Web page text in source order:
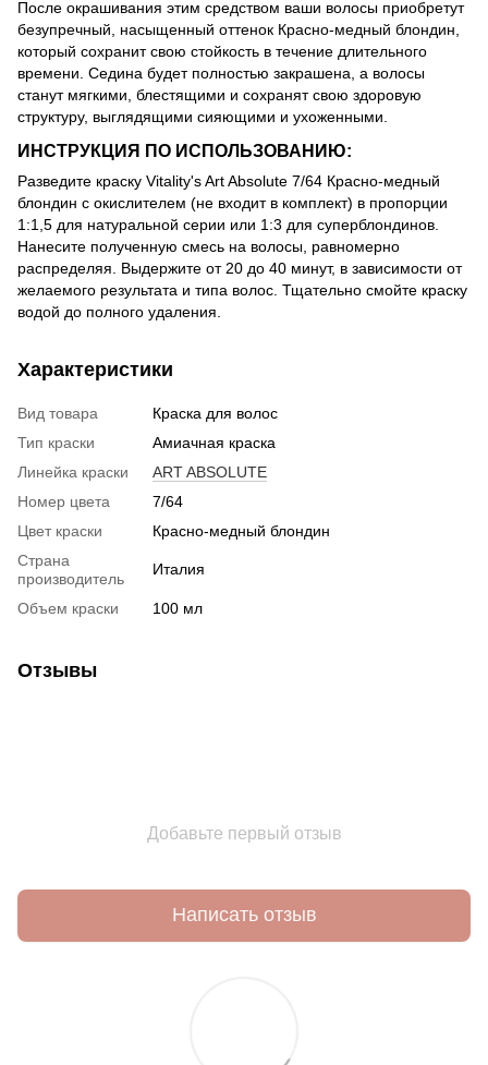
После окрашивания этим средством ваши волосы приобретут
безупречный, насыщенный оттенок Красно-медный блондин,
который сохранит свою стойкость в течение длительного
времени. Седина будет полностью закрашена, а волосы
станут мягкими, блестящими и сохранят свою здоровую
структуру, выглядящими сияющими и ухоженными.
ИНСТРУКЦИЯ ПО ИСПОЛЬЗОВАНИЮ:
Разведите краску Vitality's Art Absolute 7/64 Красно-медный
блондин с окислителем (не входит в комплект) в пропорции
1:1,5 для натуральной серии или 1:3 для суперблондинов.
Нанесите полученную смесь на волосы, равномерно
распределяя. Выдержите от 20 до 40 минут, в зависимости от
желаемого результата и типа волос. Тщательно смойте краску
водой до полного удаления.
Характеристики
Вид товара
Краска для волос
Тип краски
Амиачная краска
Линейка краски
ART ABSOLUTE
Номер цвета
7/64
Цвет краски
Красно-медный блондин
Страна
производитель
Италия
Объем краски 100 мл
Отзывы
Добавьте первый отзыв
Написать отзыв